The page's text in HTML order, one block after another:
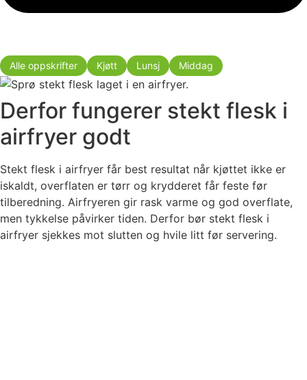
Alle oppskrifter Kjøtt Lunsj Middag
Derfor fungerer stekt flesk i
airfryer godt
Stekt flesk i airfryer får best resultat når kjøttet ikke er
iskaldt, overflaten er tørr og krydderet får feste før
tilberedning. Airfryeren gir rask varme og god overflate,
men tykkelse påvirker tiden. Derfor bør stekt flesk i
airfryer sjekkes mot slutten og hvile litt før servering.